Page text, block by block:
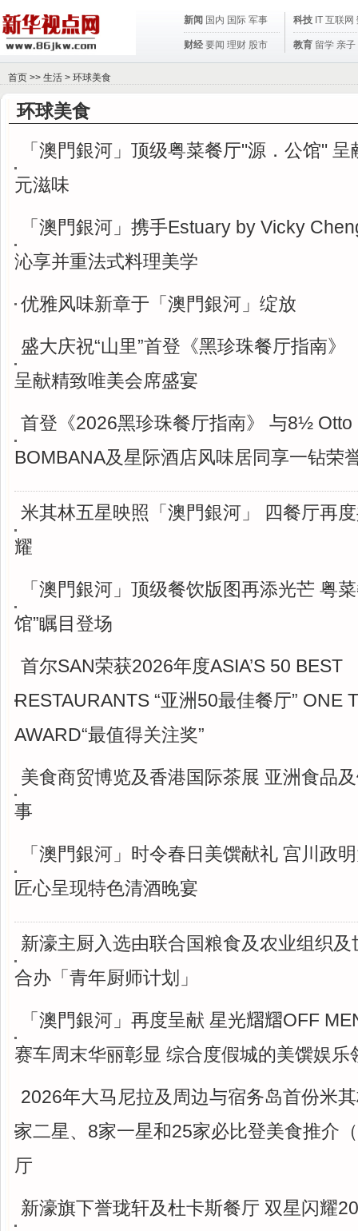
新闻 国内 国际 军事
财经 要闻 理财 股市
科技 IT 互联网
教育 留学 亲子
首页 >> 生活 > 环球美食
环球美食
「澳門銀河」顶级粤菜餐厅"源．公馆"
元滋味
「澳門銀河」携手Estuary by Vicky
沁享并重法式料理美学
优雅风味新章于「澳門銀河」绽放
盛大庆祝“山里”首登《黑珍珠餐厅指南》
呈献精致唯美会席盛宴
首登《2026黑珍珠餐厅指南》 与8½ Otto
BOMBANA及星际酒店风味居同享一钻荣
米其林五星映照「澳門銀河」 四餐厅再
耀
「澳門銀河」顶级餐饮版图再添光芒 粤
馆”瞩目登场
首尔SAN荣获2026年度ASIA’S 50 BEST
RESTAURANTS “亚洲50最佳餐厅” ONE
AWARD“最值得关注奖”
美食商贸博览及香港国际茶展 亚洲食品
事
「澳門銀河」时令春日美馔献礼 宫川
匠心呈现特色清酒晚宴
新濠主厨入选由联合国粮食及农业组织及
合办「青年厨师计划」
「澳門銀河」再度呈献 星光𦒉𦒉OFF
赛车周末华丽彰显 综合度假城的美馔娱乐
2026年大马尼拉及周边与宿务岛首份米
家二星、8家一星和25家必比登美食推介
厅
新濠旗下誉珑轩及杜卡斯餐厅 双星闪耀